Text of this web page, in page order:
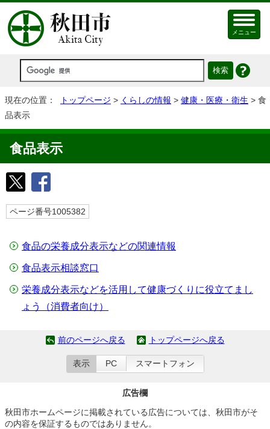
メニュー
現在の位置： トップページ > くらしの情報 > 健康・医療・衛生 > 食
品表示
食品表示
ページ番号1005382
食品の栄養成分表示などの関連情報
食品表示相談窓口
栄養成分表示などを活用して健康づくりに役立てまし
ょう（消費者向け）
前のページへ戻る トップページへ戻る
表示 PC スマートフォン
広告欄
秋田市ホームページに掲載されている広告については、秋田市がそ
の内容を保証するものではありません。